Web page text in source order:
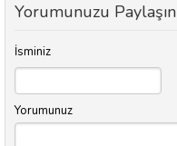
Yorumunuzu Paylaşın
İsminiz
Yorumunuz